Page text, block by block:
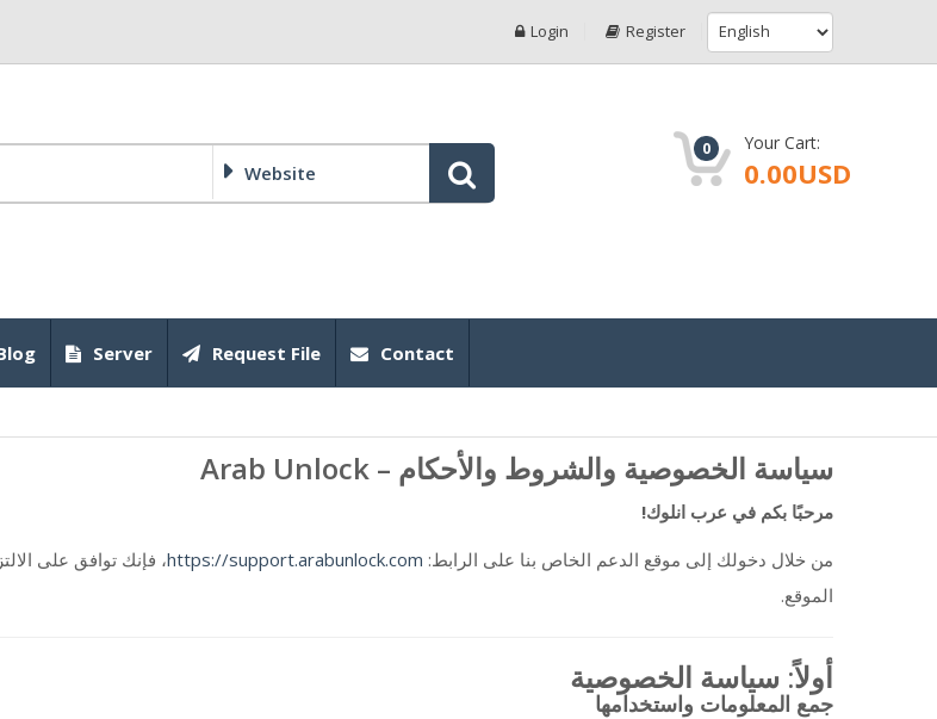
Login Register
Website
0 Your Cart:
0.00USD
Server Request File Contact
سياسة الخصوصية والشروط والأحكام – Arab Unlock
مرحبًا بكم في عرب انلوك!
من خلال دخولك إلى موقع الدعم الخاص بنا على الرابط: https://support.arabunlock.com، فإنك توافق على
الموقع.
أولاً: سياسة الخصوصية
جمع المعلومات واستخدامها